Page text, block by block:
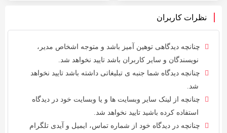
نظرات کاربران
چنانچه دیدگاهی توهین آمیز باشد و متوجه اشخاص مدیر،
نویسندگان و سایر کاربران باشد تایید نخواهد شد.
چنانچه دیدگاه شما جنبه ی تبلیغاتی داشته باشد تایید نخواهد
شد.
چنانچه از لینک سایر وبسایت ها و یا وبسایت خود در دیدگاه
استفاده کرده باشید تایید نخواهد شد.
چنانچه در دیدگاه خود از شماره تماس، ایمیل و آیدی تلگرام